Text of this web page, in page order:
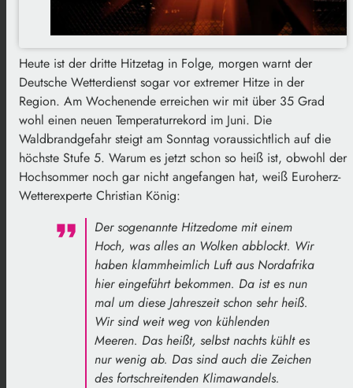
Heute ist der dritte Hitzetag in Folge, morgen warnt der
Deutsche Wetterdienst sogar vor extremer Hitze in der
Region. Am Wochenende erreichen wir mit über 35 Grad
wohl einen neuen Temperaturrekord im Juni. Die
Waldbrandgefahr steigt am Sonntag voraussichtlich auf die
höchste Stufe 5. Warum es jetzt schon so heiß ist, obwohl der
Hochsommer noch gar nicht angefangen hat, weiß Euroherz-
Wetterexperte Christian König:
Der sogenannte Hitzedome mit einem
Hoch, was alles an Wolken abblockt. Wir
haben klammheimlich Luft aus Nordafrika
hier eingeführt bekommen. Da ist es nun
mal um diese Jahreszeit schon sehr heiß.
Wir sind weit weg von kühlenden
Meeren. Das heißt, selbst nachts kühlt es
nur wenig ab. Das sind auch die Zeichen
des fortschreitenden Klimawandels.